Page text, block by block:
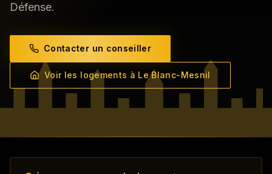
Défense.
Contacter un conseiller
Voir les logements à Le Blanc-Mesnil